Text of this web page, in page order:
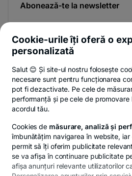
Abonează-te la newsletter
Poți renunța oricând,vezi detalii-
opens
in
a
.
Privacy Hub - opens in a new
Politica de
© Copyright 2026 Banca
rezervate.
Cookie-urile îți oferă o
personalizată
Salut 😊 Și site-ul nostru folosește
necesare sunt pentru funcționarea
pot fi dezactivate. Pe cele de
performanță și pe cele de
acordul tău.
Cookies de măsurare, analiză și
îmbunătățim navigarea în website, iar
permit să îți oferim publicitate
se va afișa în continuare publicitate
afișa anunțuri relevante utilizatorilor